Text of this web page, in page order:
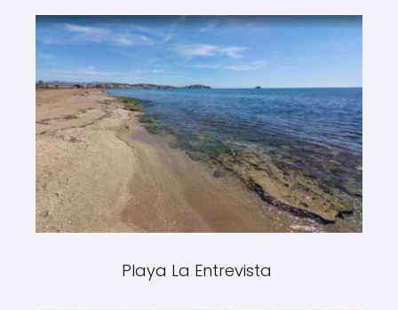
Playa La Entrevista